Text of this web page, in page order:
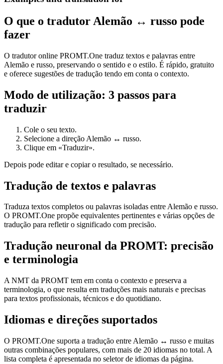
O que o tradutor Alemão ↔ russo pode
fazer
O tradutor online PROMT.One traduz textos e palavras entre
Alemão e russo, preservando o sentido e o estilo. É rápido, gratuito
e oferece sugestões de tradução tendo em conta o contexto.
Modo de utilização: 3 passos para
traduzir
Cole o seu texto.
Selecione a direção Alemão ↔ russo.
Clique em «Traduzir».
Depois pode editar e copiar o resultado, se necessário.
Tradução de textos e palavras
Traduza textos completos ou palavras isoladas entre Alemão e russo.
O PROMT.One propõe equivalentes pertinentes e várias opções de
tradução para refletir o significado com precisão.
Tradução neuronal da PROMT: precisão
e terminologia
A NMT da PROMT tem em conta o contexto e preserva a
terminologia, o que resulta em traduções mais naturais e precisas
para textos profissionais, técnicos e do quotidiano.
Idiomas e direções suportados
O PROMT.One suporta a tradução entre Alemão ↔ russo e muitas
outras combinações populares, com mais de 20 idiomas no total. A
lista completa é apresentada no seletor de idiomas da página.